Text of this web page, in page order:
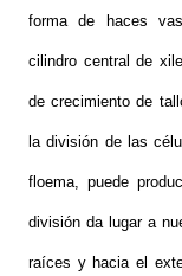
forma de haces
cilindro central de
de crecimiento de
la división de las
floema, puede
división da lugar a
raíces y hacia el